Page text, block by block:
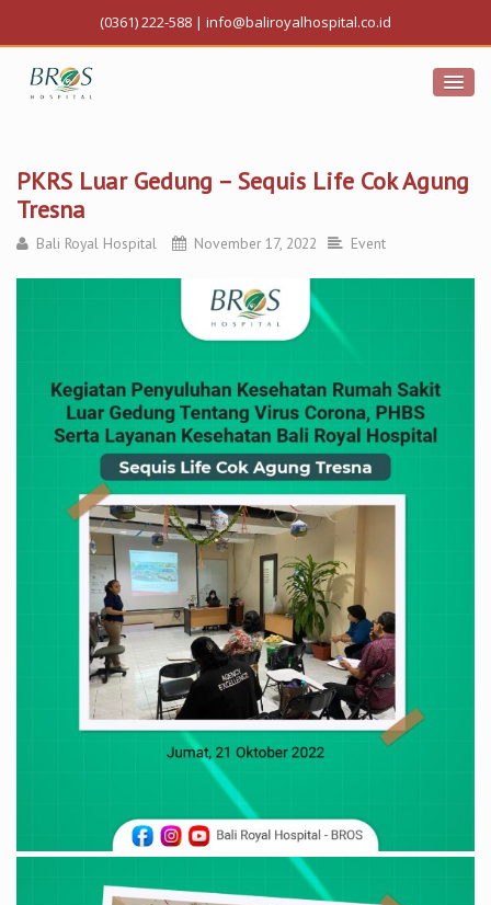
(0361) 222-588 | info@baliroyalhospital.co.id
PKRS Luar Gedung – Sequis Life Cok Agung
Tresna
Bali Royal Hospital November 17, 2022 Event